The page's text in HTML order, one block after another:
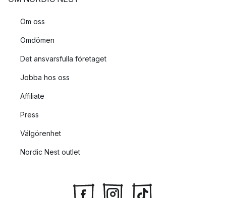
Om oss
Omdömen
Det ansvarsfulla företaget
Jobba hos oss
Affiliate
Press
Välgörenhet
Nordic Nest outlet